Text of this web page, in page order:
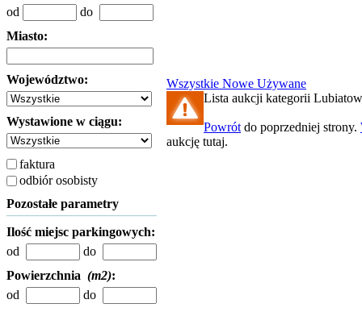
od
do
Miasto:
Województwo:
Wystawione w ciągu:
faktura
odbiór osobisty
Pozostałe parametry
Ilość miejsc parkingowych:
od
do
Powierzchnia (m2):
od
do
Wszystkie Nowe Używane
Lista aukcji kategorii
Powrót do poprzedniej strony.
aukcję tutaj.